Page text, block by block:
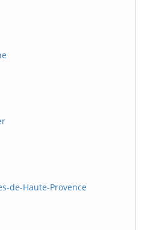
de-Haute-Provence